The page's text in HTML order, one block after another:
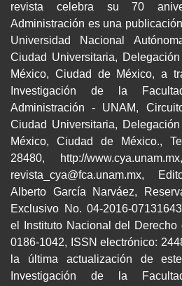
revista celebra su 70
Administración es una
Universidad Nacional
Ciudad Universitaria,
México, Ciudad de México, a
Investigación de la
Administración - UNAM,
Ciudad Universitaria,
México, Ciudad de México.,
28480, http://
revista_cya@fca.unam.mx,
Alberto García Narváez,
Exclusivo No. 04-2016-
el Instituto Nacional del Derecho
0186-1042, ISSN electrónico:
la última actualización de
Investigación de la